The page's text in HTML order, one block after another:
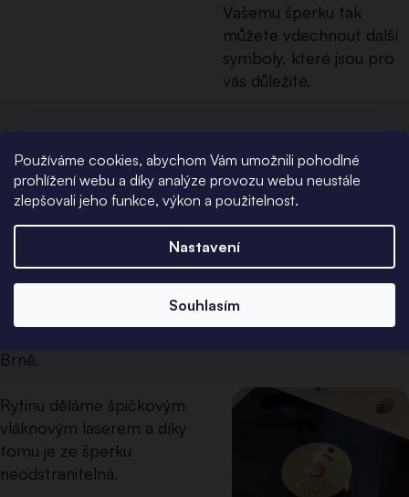
Používáme cookies, abychom Vám umožnili pohodlné
prohlížení webu a díky analýze provozu webu neustále
zlepšovali jeho funkce, výkon a použitelnost.
Nastavení
Souhlasím
Vašemu šperku tak
můžete vdechnout další
symboly, které jsou pro
vás důležité.
Personalizováno v
Česku
Všechny šperky s rytinami
Brně.
Rytinu děláme špičkovým
vláknovým laserem a díky
tomu je ze šperku
neodstranitelná.